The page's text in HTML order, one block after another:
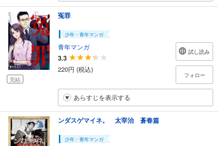
完結
冤罪
少年・青年マンガ
青年マンガ
3.3
220円 (税込)
試し読み
フォロー
あらすじを表示する
ンダスゲマイネ。 太宰治 蒼春篇
少年・青年マンガ